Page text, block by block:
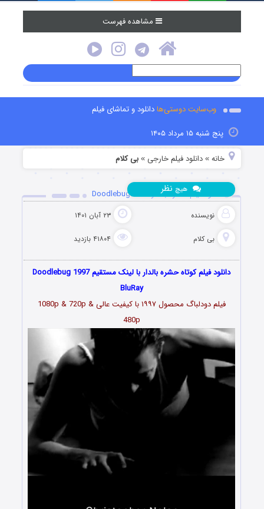
مشاهده فهرست
وب‌سایت دوستی‌هادانلود و تماشای فیلم
پنج شنبه ۱۵ مرداد ۱۴۰۵
خانه »دانلود فیلم خارجی »بی کلام
دانلود فیلم حشره بالدار Doodlebug 1997
نویسنده ۲۳ آبان ۱۴۰۱
بی کلام ۴۱۸۰۴ بازدید
هیچ نظر
دانلود فیلم کوتاه حشره بالدار با لینک مستقیم Doodlebug 1997
BluRay
فیلم دودلباگ محصول ۱۹۹۷ با کیفیت عالی 1080p & 720p &
480p